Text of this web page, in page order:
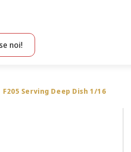
noi!
F205 Serving Deep Dish 1/16